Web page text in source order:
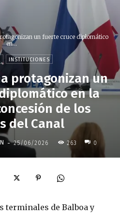
un fuerte cruce diplomático
en...
INSTITUCIONES
protagonizan un
en la
de los
del Canal
- 25/06/2026 263 0
terminales de Balboa y